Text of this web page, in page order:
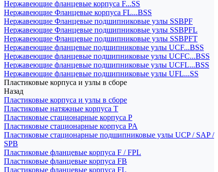
Нержавеющие фланцевые корпуса F...SS
Нержавеющие Фланцевые корпуса FL...BSS
Нержавеющие Фланцевые подшипниковые узлы SSBPF
Нержавеющие Фланцевые подшипниковые узлы SSBPFL
Нержавеющие Фланцевые подшипниковые узлы SSBPFT
Нержавеющие фланцевые подшипниковые узлы UCF...BSS
Нержавеющие фланцевые подшипниковые узлы UCFC...BSS
Нержавеющие фланцевые подшипниковые узлы UCFL...BSS
Нержавеющие фланцевые подшипниковые узлы UFL...SS
Пластиковые корпуса и узлы в сборе
Назад
Пластиковые корпуса и узлы в сборе
Пластиковые натяжные корпуса T
Пластиковые стационарные корпуса P
Пластиковые стационарные корпуса PA
Пластиковые стационарные подшипниковые узлы UCP / SAP /
SPB
Пластиковые фланцевые корпуса F / FPL
Пластиковые фланцевые корпуса FB
Пластиковые фланцевые корпуса FL